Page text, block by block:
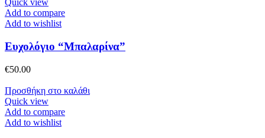
Quick view
Add to compare
Add to wishlist
Ευχολόγιο “Μπαλαρίνα”
€50.00
Προσθήκη στο καλάθι
Quick view
Add to compare
Add to wishlist